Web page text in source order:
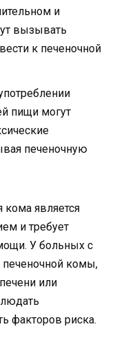
и
вызывать
к печеночной
пищи могут
печеночную
кома является
и требует
У больных с
комы,
или
факторов риска.